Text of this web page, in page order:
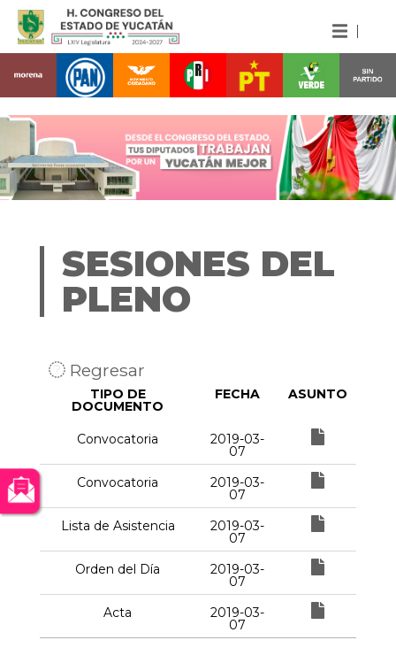
SESIONES DEL
PLENO
Regresar
TIPO DE
DOCUMENTO
FECHA ASUNTO
Convocatoria 2019-03-
07
Convocatoria
2019-03-
07
Lista de Asistencia
2019-03-
07
Orden del Día
2019-03-
07
Acta
2019-03-
07